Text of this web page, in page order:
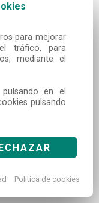
para mejorar
tráfico, para
mediante el
en el
pulsando
Política de cookies